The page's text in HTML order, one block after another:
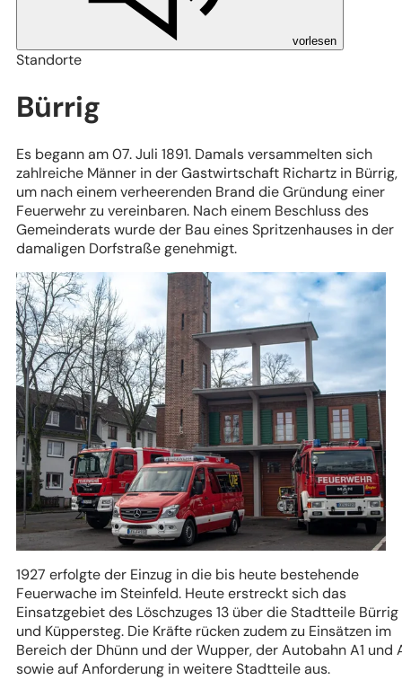
vorlesen
Standorte
Bürrig
Es begann am 07. Juli 1891. Damals versammelten sich
zahlreiche Männer in der Gastwirtschaft Richartz in Bürrig,
um nach einem verheerenden Brand die Gründung einer
Feuerwehr zu vereinbaren. Nach einem Beschluss des
Gemeinderats wurde der Bau eines Spritzenhauses in der
damaligen Dorfstraße genehmigt.
1927 erfolgte der Einzug in die bis heute bestehende
Feuerwache im Steinfeld. Heute erstreckt sich das
Einsatzgebiet des Löschzuges 13 über die Stadtteile Bürrig
und Küppersteg. Die Kräfte rücken zudem zu Einsätzen im
Bereich der Dhünn und der Wupper, der Autobahn A1 und
sowie auf Anforderung in weitere Stadtteile aus.